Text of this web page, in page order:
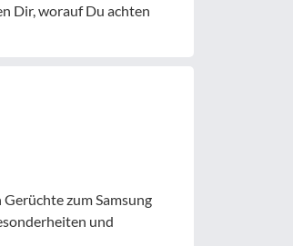
Dir, worauf Du achten
zum Samsung
und